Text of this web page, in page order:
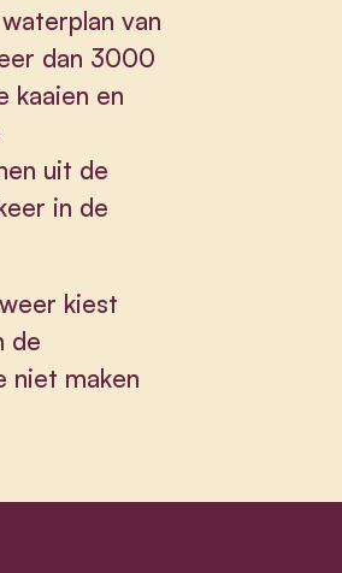
van
dan 3000
kaaien en
uit de
in de
kiest
de
niet maken